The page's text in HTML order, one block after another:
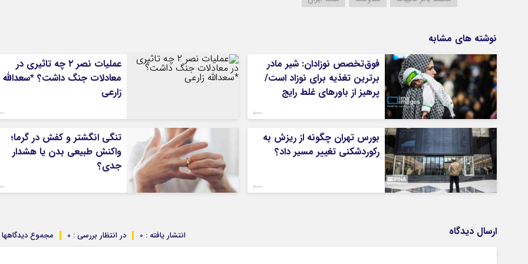
لرستان
هرمزگان
همدان
یزد
نوشته های مشابه
فوق‌تخصص نوزادان: شیر مادر
برترین تغذیه برای نوزاد است/
پرهیز از باورهای غلط رایج
عملیات نصر ۲ چه تاثیری در
معادلات جنگ داشت؟ *سعدالله
زارعی
بورس تهران چگونه از ریزش به
رکوردشکنی تغییر مسیر داد؟
تنگی انگشتر و کفش در گرما؛
واکنش طبیعی بدن یا هشدار
جدی؟
ارسال دیدگاه مجموع دیدگاهها : در انتظار بررسی : 0 انتشار یافته : 0